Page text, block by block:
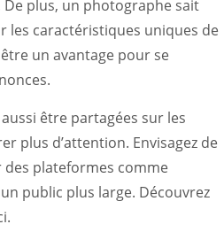
plus, un photographe sait
les caractéristiques uniques de
un avantage pour se
être partagées sur les
plus d’attention. Envisagez de
plateformes comme
public plus large. Découvrez